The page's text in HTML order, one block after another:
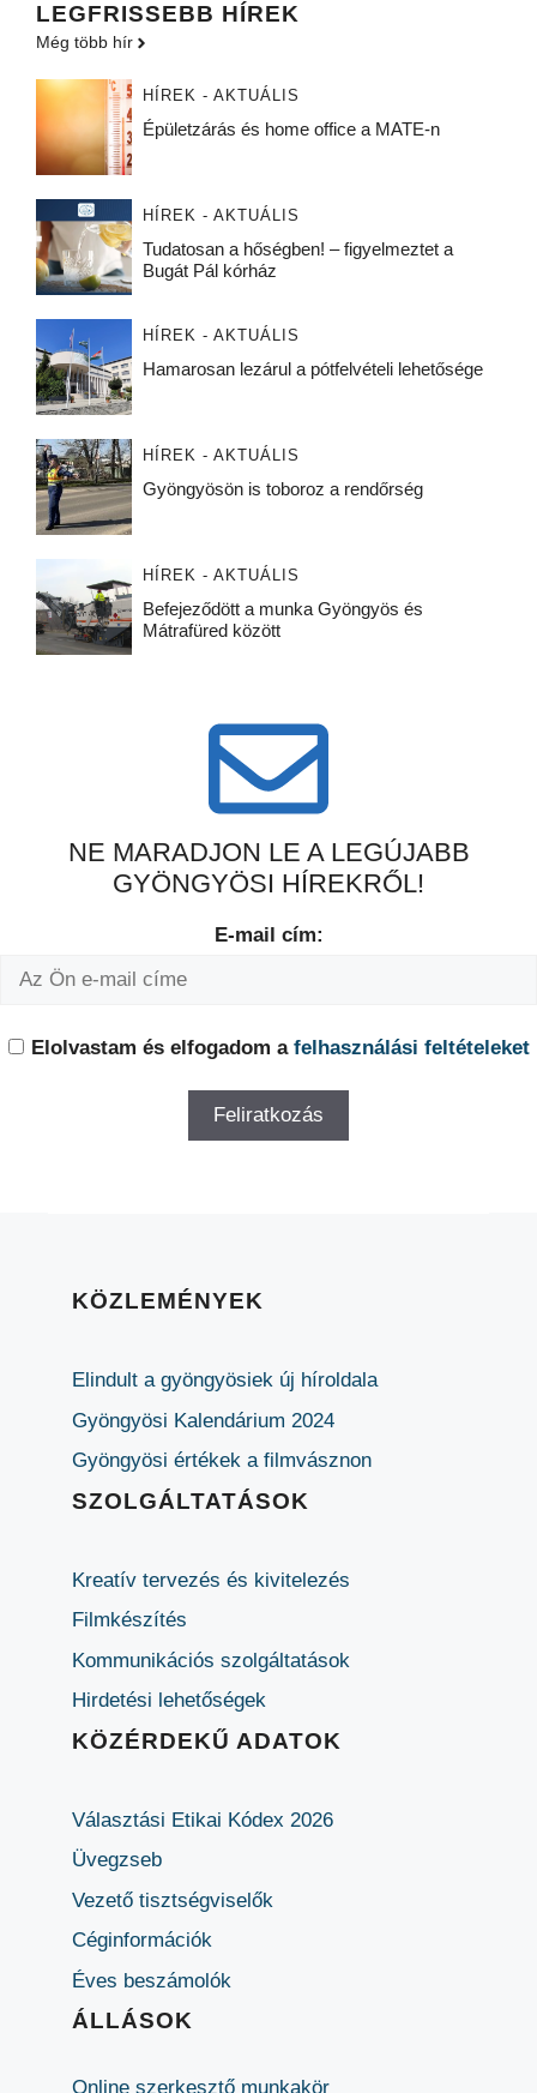
LEGFRISSEBB HÍREK
Még több hír
HÍREK - AKTUÁLIS
Épületzárás és home office a MATE-n
HÍREK - AKTUÁLIS
Tudatosan a hőségben! – figyelmeztet a
Bugát Pál kórház
HÍREK - AKTUÁLIS
Hamarosan lezárul a pótfelvételi lehetősége
HÍREK - AKTUÁLIS
Gyöngyösön is toboroz a rendőrség
HÍREK - AKTUÁLIS
Befejeződött a munka Gyöngyös és
Mátrafüred között
NE MARADJON LE A LEGÚJABB
GYÖNGYÖSI HÍREKRŐL!
E-mail cím:
Elolvastam és elfogadom a felhasználási feltételeket
KÖZLEMÉNYEK
Elindult a gyöngyösiek új híroldala
Gyöngyösi Kalendárium 2024
Gyöngyösi értékek a filmvásznon
SZOLGÁLTATÁSOK
Kreatív tervezés és kivitelezés
Filmkészítés
Kommunikációs szolgáltatások
Hirdetési lehetőségek
KÖZÉRDEKŰ ADATOK
Választási Etikai Kódex 2026
Üvegzseb
Vezető tisztségviselők
Céginformációk
Éves beszámolók
ÁLLÁSOK
Online szerkesztő munkakör